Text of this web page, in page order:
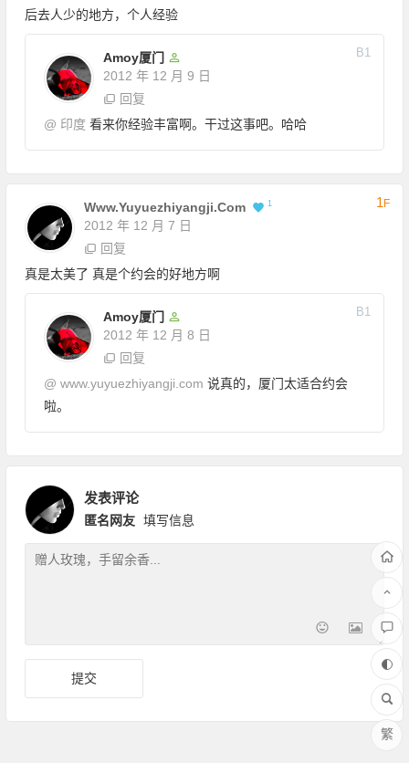
后去人少的地方，个人经验
Amoy厦门
2012 年 12 月 9 日
B1
回复
@ 印度看来你经验丰富啊。干过这事吧。哈哈
Www.yuyuezhiyangji.com 1
2012 年 12 月 7 日
1F
回复
真是太美了 真是个约会的好地方啊
Amoy厦门
2012 年 12 月 8 日
B1
回复
@ www.yuyuezhiyangji.com 说真的，厦门太适合约会
啦。
发表评论
匿名网友 填写信息
繁